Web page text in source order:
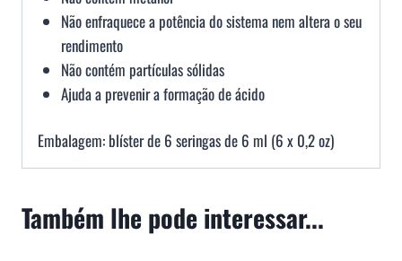
Não enfraquece a potência do sistema nem altera o seu
rendimento
Não contém partículas sólidas
Ajuda a prevenir a formação de ácido
Embalagem: blíster de 6 seringas de 6 ml (6 x 0,2 oz)
Também lhe pode interessar...